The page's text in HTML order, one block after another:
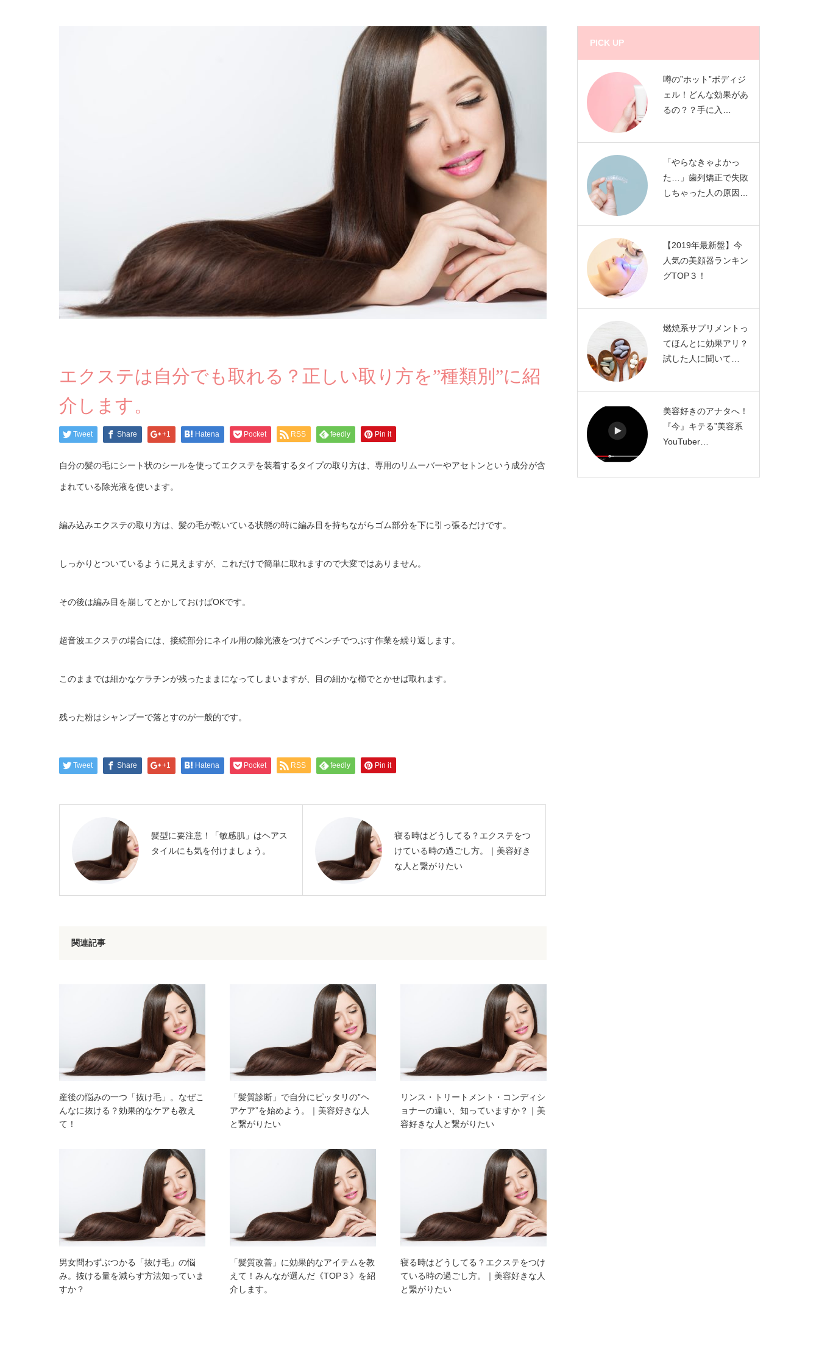
エクステは自分でも取れる？正しい取り方を”種類別”に紹
介します。
Tweet Share +1 Hatena Pocket RSS feedly Pin it
自分の髪の毛にシート状のシールを使ってエクステを装着するタイプの取り方は、専用のリムーバーやアセトンという成分が含
まれている除光液を使います。
編み込みエクステの取り方は、髪の毛が乾いている状態の時に編み目を持ちながらゴム部分を下に引っ張るだけです。
しっかりとついているように見えますが、これだけで簡単に取れますので大変ではありません。
その後は編み目を崩してとかしておけばOKです。
超音波エクステの場合には、接続部分にネイル用の除光液をつけてペンチでつぶす作業を繰り返します。
このままでは細かなケラチンが残ったままになってしまいますが、目の細かな櫛でとかせば取れます。
残った粉はシャンプーで落とすのが一般的です。
Tweet Share +1 Hatena Pocket RSS feedly Pin it
髪型に要注意！「敏感肌」はヘアス
タイルにも気を付けましょう。
寝る時はどうしてる？エクステをつ
けている時の過ごし方。｜美容好き
な人と繋がりたい
関連記事
産後の悩みの一つ「抜け毛」。なぜこ
んなに抜ける？効果的なケアも教え
て！
「髪質診断」で自分にピッタリの”ヘ
アケア”を始めよう。｜美容好きな人
と繋がりたい
リンス・トリートメント・コンディシ
ョナーの違い、知っていますか？｜美
容好きな人と繋がりたい
男女問わずぶつかる「抜け毛」の悩
み。抜ける量を減らす方法知っていま
すか？
「髪質改善」に効果的なアイテムを教
えて！みんなが選んだ《TOP３》を紹
介します。
寝る時はどうしてる？エクステをつけ
ている時の過ごし方。｜美容好きな人
と繋がりたい
PICK UP
噂の”ホット”ボディジ
ェル！どんな効果があ
るの？？手に入…
「やらなきゃよかっ
た…」歯列矯正で失敗
しちゃった人の原因…
【2019年最新盤】今
人気の美顔器ランキン
グTOP３！
燃焼系サプリメントっ
てほんとに効果アリ？
試した人に聞いて…
美容好きのアナタへ！
『今』キテる”美容系
YouTuber…